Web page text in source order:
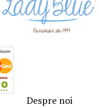
Despre noi